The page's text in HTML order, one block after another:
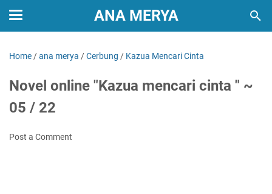
ANA MERYA
Home /ana merya /Cerbung / Kazua Mencari Cinta
Novel online "Kazua mencari cinta " ~
05 / 22
Post a Comment